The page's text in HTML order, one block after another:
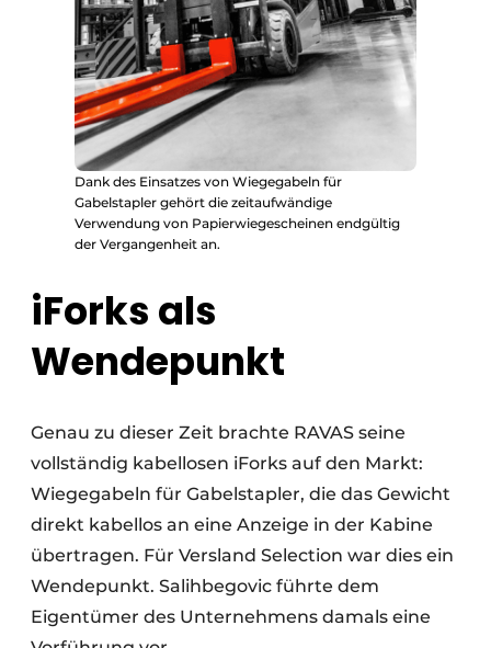
Dank des Einsatzes von Wiegegabeln für
Gabelstapler gehört die zeitaufwändige
Verwendung von Papierwiegescheinen endgültig
der Vergangenheit an.
iForks als
Wendepunkt
Genau zu dieser Zeit brachte RAVAS seine
vollständig kabellosen iForks auf den Markt:
Wiegegabeln für Gabelstapler, die das Gewicht
direkt kabellos an eine Anzeige in der Kabine
übertragen. Für Versland Selection war dies ein
Wendepunkt. Salihbegovic führte dem
Eigentümer des Unternehmens damals eine